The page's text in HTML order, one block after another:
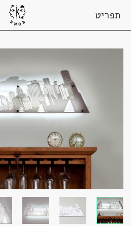
תפריט